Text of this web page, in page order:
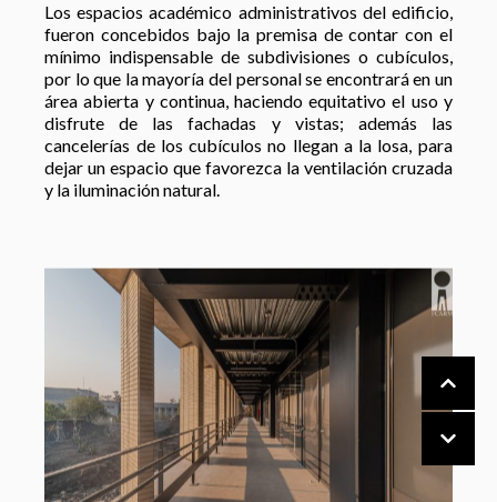
Los espacios académico administrativos del edificio,
fueron concebidos bajo la premisa de contar con el
mínimo indispensable de subdivisiones o cubículos,
por lo que la mayoría del personal se encontrará en un
área abierta y continua, haciendo equitativo el uso y
disfrute de las fachadas y vistas; además las
cancelerías de los cubículos no llegan a la losa, para
dejar un espacio que favorezca la ventilación cruzada
y la iluminación natural.